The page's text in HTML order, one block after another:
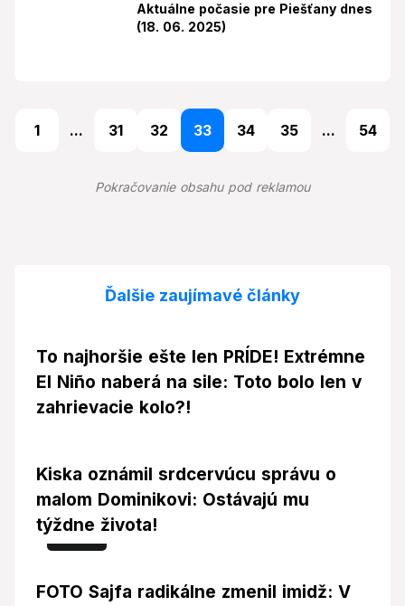
Aktuálne počasie pre Piešťany dnes
(18. 06. 2025)
1 ... 31 32 33 34 35 ... 54
Pokračovanie obsahu pod reklamou
Ďalšie zaujímavé články
To najhoršie ešte len PRÍDE! Extrémne
El Niño naberá na sile: Toto bolo len v
zahrievacie kolo?!
Kiska oznámil srdcervúcu správu o
malom Dominikovi: Ostávajú mu
týždne života!
Foto
FOTO Sajfa radikálne zmenil imidž: V